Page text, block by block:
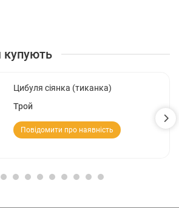
Цибуля сіянка (тиканка)
Трой
Повідомити про наявність